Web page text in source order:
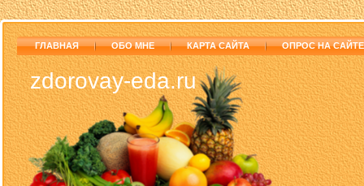
ГЛАВНАЯ ОБО МНЕ КАРТА САЙТА ОПРОС НА САЙТЕ
zdorovay-eda.ru